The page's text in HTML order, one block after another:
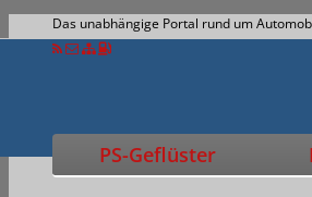
Das unabhängige Portal rund um
PS-Geflüster